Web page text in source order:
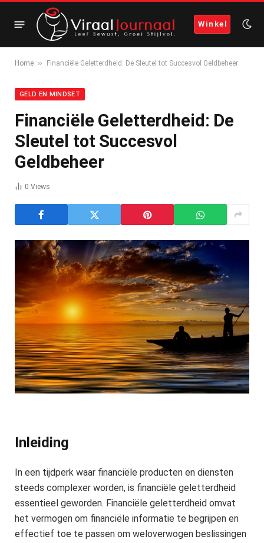
Winkel
Home » Financiële Geletterdheid: De Sleutel tot Succesvol Geldbeheer
GELD EN MINDSET
Financiële Geletterdheid: De
Sleutel tot Succesvol
Geldbeheer
0 Views
Inleiding
In een tijdperk waar financiële producten en diensten
steeds complexer worden, is financiële geletterdheid
essentieel geworden. Financiële geletterdheid omvat
het vermogen om financiële informatie te begrijpen en
effectief toe te passen om weloverwogen beslissingen